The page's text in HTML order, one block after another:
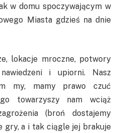
w domu spoczywającym w
Miasta gdzieś na dnie
lokacje mroczne, potwory
i upiorni. Nasz
my, mamy prawo czuć
towarzyszy nam wciąż
(broń dostajemy
gry, a i tak ciągle jej brakuje